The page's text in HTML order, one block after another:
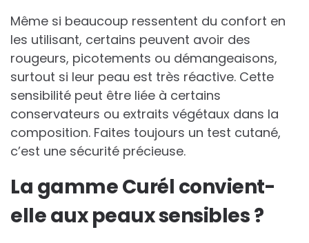
Même si beaucoup ressentent du confort en
les utilisant, certains peuvent avoir des
rougeurs, picotements ou démangeaisons,
surtout si leur peau est très réactive. Cette
sensibilité peut être liée à certains
conservateurs ou extraits végétaux dans la
composition. Faites toujours un test cutané,
c’est une sécurité précieuse.
La gamme Curél convient-
elle aux peaux sensibles ?